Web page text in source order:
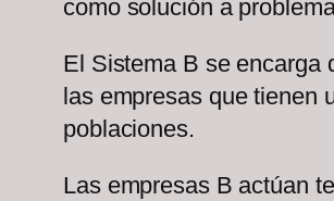
como solución a
El Sistema B se encarga
las empresas que tienen
poblaciones.
Las empresas B actúan